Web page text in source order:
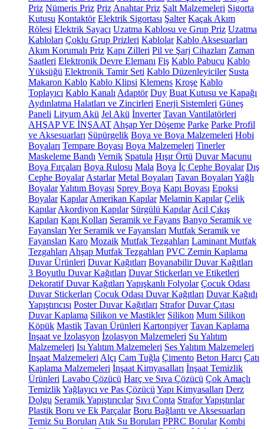
Priz Nümeris Priz Priz Anahtar Priz Şalt Malzemeleri Sigorta
Kutusu Kontaktör Elektrik Sigortası Şalter Kaçak Akım
Rölesi Elektrik Sayacı Uzatma Kablosu ve Grup Priz Uzatma
Kabloları Çoklu Grup Prizleri Kablolar Kablo Aksesuarları
Akım Korumalı Priz Kapı Zilleri Pil ve Şarj Cihazları Zaman
Saatleri Elektronik Devre Elemanı Fiş Kablo Pabucu Kablo
Yüksüğü Elektronik Tamir Seti Kablo Düzenleyiciler Susta
Makaron Kablo Kablo Klipsi Klemens Kroşe Kablo
Toplayıcı Kablo Kanalı Adaptör Duy Buat Kutusu ve Kapağı
Aydınlatma Halatları ve Zincirleri Enerji Sistemleri Güneş
Paneli Lityum Akü Jel Akü İnverter Tavan Vantilatörleri
AHŞAP VE İNŞAAT Ahşap Yer Döşeme Parke Parke Profil
ve Aksesuarları Süpürgelik Boya ve Boya Malzemeleri Hobi
Boyaları Tempare Boyası Boya Malzemeleri Tinerler
Maskeleme Bandı Vernik Spatula Hışır Örtü Duvar Macunu
Boya Fırçaları Boya Rulosu Mala Boya İç Cephe Boyalar Dış
Cephe Boyalar Astarlar Metal Boyaları Tavan Boyaları Yağlı
BoyalarYalıtım Boyası Sprey Boya Kapı Boyası Epoksi
Boyalar Kapılar Amerikan Kapılar Melamin Kapılar Çelik
Kapılar Akordiyon Kapılar Sürgülü Kapılar Acil Çıkış
Kapıları Kapı Kolları Seramik ve Fayans Banyo Seramik ve
Fayansları Yer Seramik ve Fayansları Mutfak Seramik ve
Fayansları Karo Mozaik Mutfak Tezgahları Laminant Mutfak
Tezgahları Ahşap Mutfak Tezgahları PVC Zemin Kaplama
Duvar Ürünleri Duvar Kağıtları Boyanabilir Duvar Kağıtları
3 Boyutlu Duvar Kağıtları Duvar Stickerları ve Etiketleri
Dekoratif Duvar Kağıtları Yapışkanlı Folyolar Çocuk Odası
Duvar Stickerları Çocuk Odası Duvar Kağıtları Duvar Kağıdı
Yapıştırıcısı Poster Duvar Kağıtları Strafor Duvar Çıtası
Duvar Kaplama Silikon ve Mastikler Silikon Mum Silikon
Köpük Mastik Tavan Ürünleri Kartonpiyer Tavan Kaplama
İnşaat ve İzolasyon İzolasyon Malzemeleri Su Yalıtım
Malzemeleri Isı Yalıtım Malzemeleri Ses Yalıtım Malzemeleri
İnşaat Malzemeleri Alçı Cam Tuğla Çimento Beton Harcı Çatı
Kaplama Malzemeleri İnşaat Kimyasalları İnşaat Temizlik
Ürünleri Lavabo Çözücü Harç ve Sıva Çözücü Çok Amaçlı
TemizlikYağlayıcı ve Pas Çözücü Yapı Kimyasalları Derz
Dolgu Seramik Yapıştırıcılar Sıvı Conta Strafor Yapıştırılar
Plastik Boru ve Ek Parçalar Boru Bağlantı ve Aksesuarları
Temiz Su Boruları Atık Su Boruları PPRC Borular Kombi